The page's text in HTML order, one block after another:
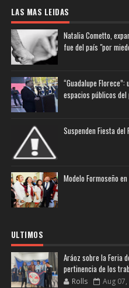
LAS MAS LEIDAS
Natalia Cometto,
fue del país "por
“Guadalupe
espacios públicos
Suspenden Fiesta del
Modelo Formoseño
ULTIMOS
Aráoz sobre la Feria
pertinencia de los
Rolls Aug